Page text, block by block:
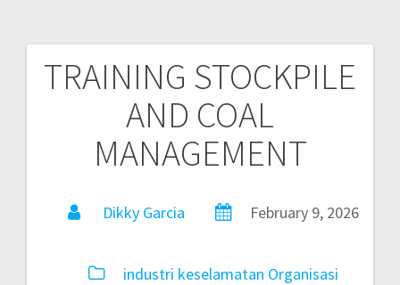
TRAINING STOCKPILE
AND COAL
MANAGEMENT
Dikky Garcia February 9, 2026
industri keselamatan Organisasi